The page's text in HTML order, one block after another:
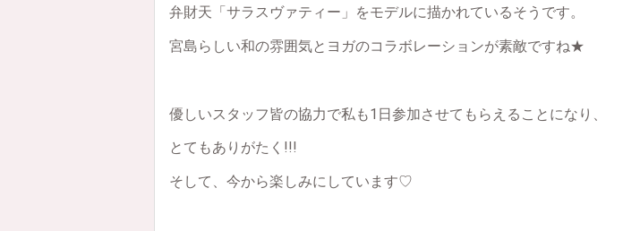
弁財天「サラスヴァティー」をモデルに描かれているそうです。
宮島らしい和の雰囲気とヨガのコラボレーションが素敵ですね★
優しいスタッフ皆の協力で私も1日参加させてもらえることになり、
とてもありがたく!!!
そして、今から楽しみにしています♡